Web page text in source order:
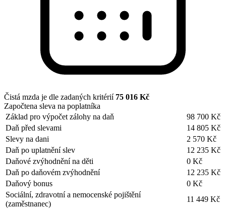
Čistá mzda je dle zadaných kritérií 75 016 Kč
Započtena sleva na poplatníka
Základ pro výpočet zálohy na daň
98 700 Kč
Daň před slevami
14 805 Kč
Slevy na dani
2 570 Kč
Daň po uplatnění slev
12 235 Kč
Daňové zvýhodnění na děti
0 Kč
Daň po daňovém zvýhodnění
12 235 Kč
Daňový bonus
0 Kč
Sociální, zdravotní a nemocenské pojištění
(zaměstnanec)
11 449 Kč